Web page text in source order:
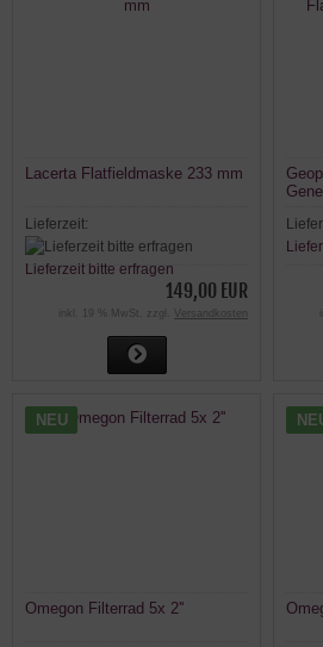
Lacerta Flatfieldmaske 233 mm
Lieferzeit:
Lieferzeit bitte erfragen
149,00 EUR
inkl. 19 % MwSt. zzgl. Versandkosten
NEU
Omegon Filterrad 5x 2''